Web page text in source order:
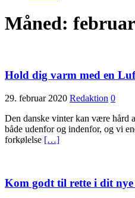
Måned:
Hold dig varm med en
29. februar 2020 Redaktion 0
Den danske vinter kan være hård
både udenfor og indenfor, og vi
forkølelse […]
Kom godt til rette i dit nye